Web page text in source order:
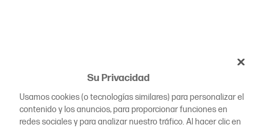
Su Privacidad
Usamos cookies (o tecnologías similares) para personalizar el
contenido y los anuncios, para proporcionar funciones en
redes sociales y para analizar nuestro tráfico. Al hacer clic en